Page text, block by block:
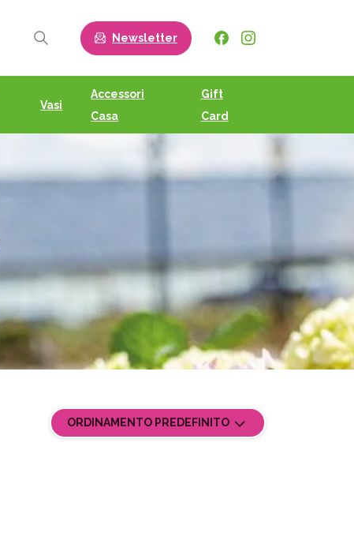
Search
Newsletter
Vasi
Accessori
Casa
Gift
Card
ORDINAMENTO PREDEFINITO